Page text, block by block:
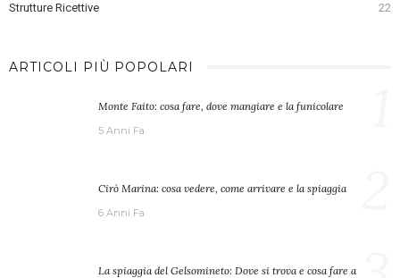
Strutture Ricettive 22
ARTICOLI PIÙ POPOLARI
Monte Faito: cosa fare, dove mangiare e la funicolare
5 Anni Fa
Cirò Marina: cosa vedere, come arrivare e la spiaggia
6 Anni Fa
La spiaggia del Gelsomineto: Dove si trova e cosa fare a